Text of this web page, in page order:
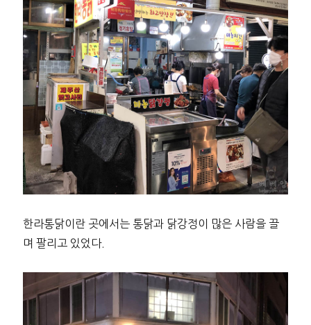
한라통닭이란 곳에서는 통닭과 닭강정이 많은 사람을 끌
며 팔리고 있었다.